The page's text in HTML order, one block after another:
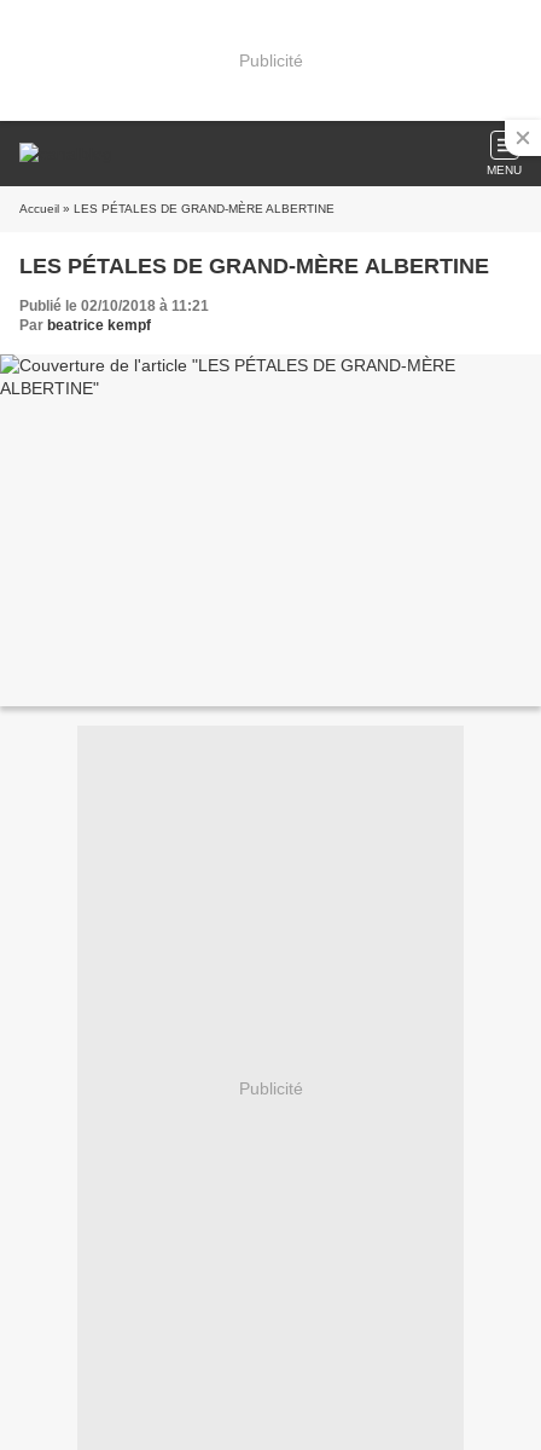
Publicité
MENU
Accueil » LES PÉTALES DE GRAND-MÈRE ALBERTINE
LES PÉTALES DE GRAND-MÈRE ALBERTINE
Publié le 02/10/2018 à 11:21
Par beatrice kempf
Publicité